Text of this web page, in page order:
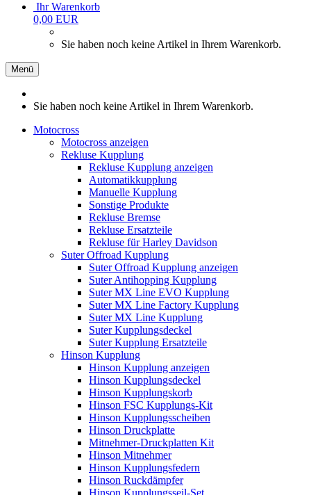
Ihr Warenkorb
0,00 EUR
Sie haben noch keine Artikel in Ihrem Warenkorb.
Menü
Sie haben noch keine Artikel in Ihrem Warenkorb.
Motocross
Motocross anzeigen
Rekluse Kupplung
Rekluse Kupplung anzeigen
Automatikkupplung
Manuelle Kupplung
Sonstige Produkte
Rekluse Bremse
Rekluse Ersatzteile
Rekluse für Harley Davidson
Suter Offroad Kupplung
Suter Offroad Kupplung anzeigen
Suter Antihopping Kupplung
Suter MX Line EVO Kupplung
Suter MX Line Factory Kupplung
Suter MX Line Kupplung
Suter Kupplungsdeckel
Suter Kupplung Ersatzteile
Hinson Kupplung
Hinson Kupplung anzeigen
Hinson Kupplungsdeckel
Hinson Kupplungskorb
Hinson FSC Kupplungs-Kit
Hinson Kupplungsscheiben
Hinson Druckplatte
Mitnehmer-Druckplatten Kit
Hinson Mitnehmer
Hinson Kupplungsfedern
Hinson Ruckdämpfer
Hinson Kupplungsseil-Set